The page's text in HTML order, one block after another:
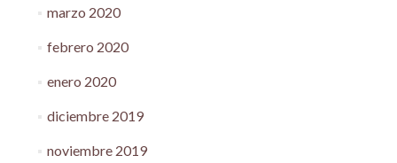
marzo 2020
febrero 2020
enero 2020
diciembre 2019
noviembre 2019